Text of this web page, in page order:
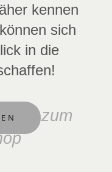
kennen
sich
in die
und zum